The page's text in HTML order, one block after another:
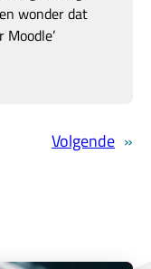
wonder dat
Volgende »